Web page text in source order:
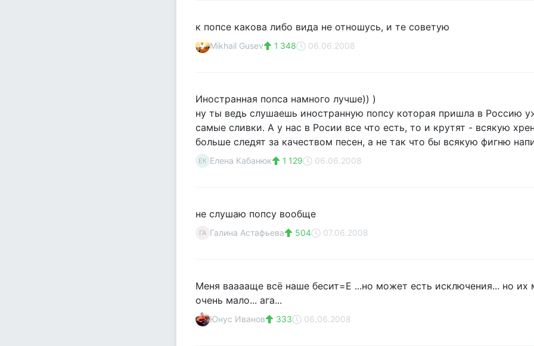
к попсе какова либо вида не отношусь, и те советую
Mikhail Gusev 1 348 06.06.2008
Иностранная попса намного лучше)) )
ну ты ведь слушаешь иностранную попсу которая пришла в Россию
самые сливки. А у нас в Росии все что есть, то и крутят - всякую
больше следят за качеством песен, а не так что бы всякую фигню
ЕК Елена Кабанюк 1 129 06.06.2008
не слушаю попсу вообще
ГА Галина Астафьева 504 07.06.2008
Меня вааааще всё наше бесит=E ...но может есть исключения... но их
очень мало... ага...
Юнус Иванов 333 06.06.2008